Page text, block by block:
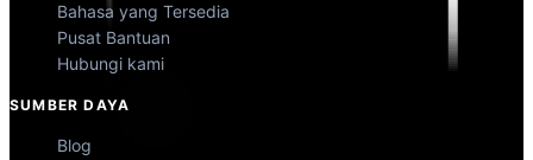
Bahasa yang Tersedia
Pusat Bantuan
Hubungi kami
SUMBER DAYA
Blog